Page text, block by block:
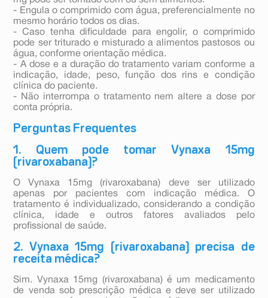
- Engula o comprimido com água, preferencialmente no
mesmo horário todos os dias.
- Caso tenha dificuldade para engolir, o comprimido
pode ser triturado e misturado a alimentos pastosos ou
água, conforme orientação médica.
- A dose e a duração do tratamento variam conforme a
indicação, idade, peso, função dos rins e condição
clínica do paciente.
- Não interrompa o tratamento nem altere a dose por
conta própria.
Perguntas Frequentes
1. Quem pode tomar Vynaxa 15mg
(rivaroxabana)?
O Vynaxa 15mg (rivaroxabana) deve ser utilizado
apenas por pacientes com indicação médica. O
tratamento é individualizado, considerando a condição
clínica, idade e outros fatores avaliados pelo
profissional de saúde.
2. Vynaxa 15mg (rivaroxabana) precisa de
receita médica?
Sim. Vynaxa 15mg (rivaroxabana) é um medicamento
de venda sob prescrição médica e deve ser utilizado